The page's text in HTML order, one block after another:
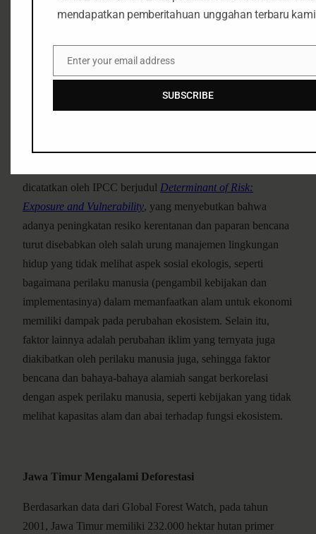
bahaya alamiah. Harus dilihat bahwa bencana
hidrometeorologi merupakan bencana alam yang dampaknya
dan luasan cakupannya, termasuk peningkatan tingkat resiko
kerentanan disebabkan oleh perilaku antropogenik,
khususnya perilaku ekonomi berwatak eksploitatif dan
lemahnya kontrol serta kehendak politik dari pemerintah
dicatatkan oleh IPCC berjudul Determinant of Risk:
Exposure and Vulnerability, yang menyebutkan bahwa
adanya peningkatan resiko kerentanan dan paparan bencana
turut disebabkan oleh salah urung manajemen lingkungan
hidup yang tidak melihat aspek sosial ekologis, seperti
bagaimana perilaku manusia (pengambil kebijakan dan
implementasinya) dalam memanfaatkan alam untuk ekonomi
memiliki dampak pada perubahan ekosistem. Selain itu,
faktor lainnya adalah perubahan iklim yang ternyata juga
diakibatkan oleh perilaku manusia juga, sehingga faktor
bencana dan bahaya-bahaya alamiah sangat berkorelasi
dengan aspek perilaku manusia, seperti kebijakan yang tidak
melihat kapasitas alam dan abai terhadap fungsi ekosistem.
Jawa Timur Mengalami Deforestasi
Berdasarkan data dari Global Forest Watch, pada tahun
2001, Jawa Timur memiliki 232.000 hektar hutan primer
mendapatkan pemberitahuan unggahan terbaru
Enter your email address
SUBSCRIBE